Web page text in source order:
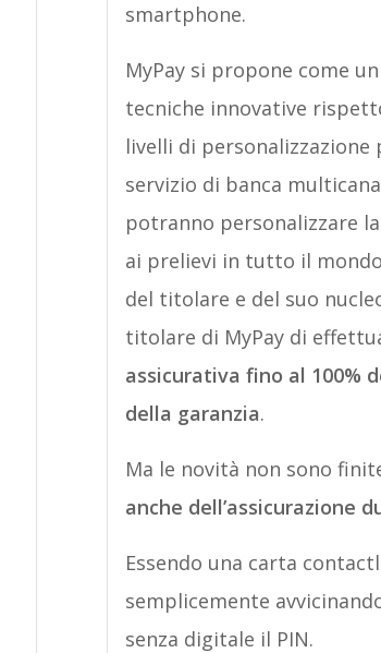
smartphone.
MyPay si propone come
tecniche innovative
livelli di
servizio di banca
potranno personalizzare
ai prelievi in tutto il
del titolare e del suo
titolare di MyPay di
assicurativa fino al 100%
della garanzia.
Ma le novità non sono
anche dell’assicurazione
Essendo una carta
semplicemente
senza digitale il PIN.